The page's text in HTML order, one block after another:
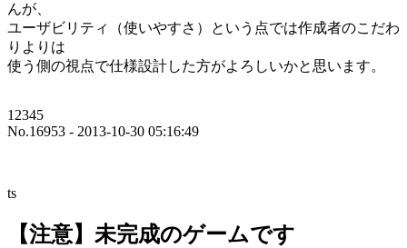
んが、
ユーザビリティ（使いやすさ）という点では作成者のこだわ
りよりは
使う側の視点で仕様設計した方がよろしいかと思います。
12345
No.16953 - 2013-10-30 05:16:49
ts
【注意】未完成のゲームです